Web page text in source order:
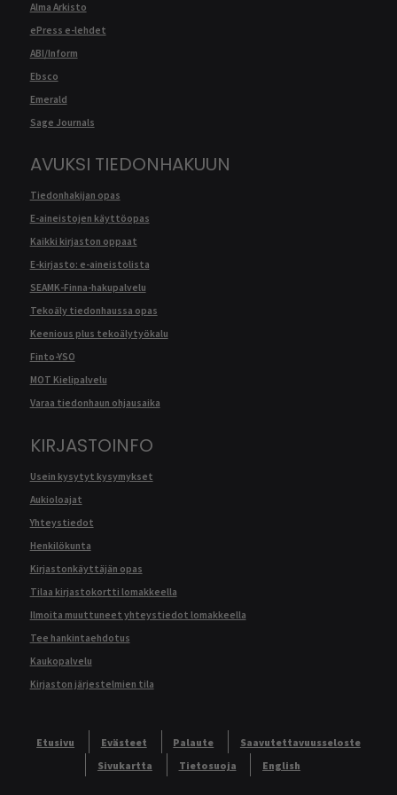
Alma Arkisto
ePress e-lehdet
ABI/Inform
Ebsco
Emerald
Sage Journals
AVUKSI TIEDONHAKUUN
Tiedonhakijan opas
E-aineistojen käyttöopas
Kaikki kirjaston oppaat
E-kirjasto: e-aineistolista
SEAMK-Finna-hakupalvelu
Tekoäly tiedonhaussa opas
Keenious plus tekoälytyökalu
Finto-YSO
MOT Kielipalvelu
Varaa tiedonhaun ohjausaika
KIRJASTOINFO
Usein kysytyt kysymykset
Aukioloajat
Yhteystiedot
Henkilökunta
Kirjastonkäyttäjän opas
Tilaa kirjastokortti lomakkeella
Ilmoita muuttuneet yhteystiedot lomakkeella
Tee hankintaehdotus
Kaukopalvelu
Kirjaston järjestelmien tila
Etusivu Evästeet Palaute
Saavutettavuusseloste
Sivukartta
Tietosuoja English